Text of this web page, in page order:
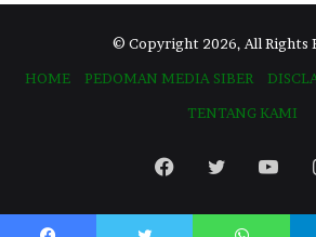
© Copyright 2026, All Rights
HOME
PEDOMAN MEDIA SIBER
TENTANG KAMI
Facebook
Twitter